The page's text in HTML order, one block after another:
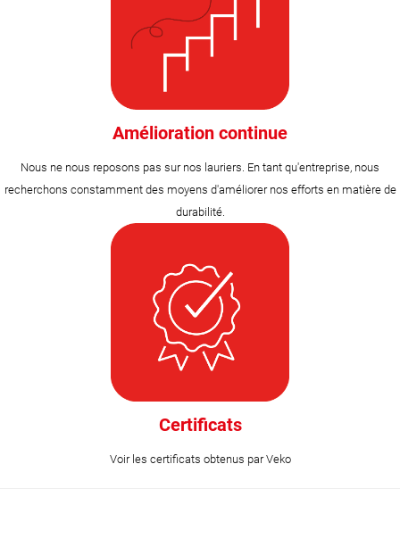
Amélioration continue
Nous ne nous reposons pas sur nos lauriers. En tant qu'entreprise, nous
recherchons constamment des moyens d'améliorer nos efforts en matière de
durabilité.
Certificats
Voir les certificats obtenus par Veko